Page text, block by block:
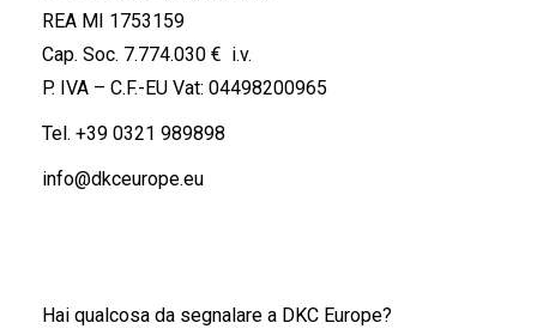
REA MI 1753159
Cap. Soc. 7.774.030 € i.v.
P. IVA – C.F.-EU Vat: 04498200965
Tel. +39 0321 989898
info@dkceurope.eu
Hai qualcosa da segnalare a DKC Europe?